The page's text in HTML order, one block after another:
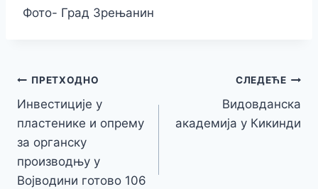
Фото- Град Зрењанин
Кретање
чланка
ПРЕТХОДНО
Инвестиције у
пластенике и опрему
за органску
производњу у
Војводини готово 106
СЛЕДЕЋЕ
Видовданска
академија у Кикинди